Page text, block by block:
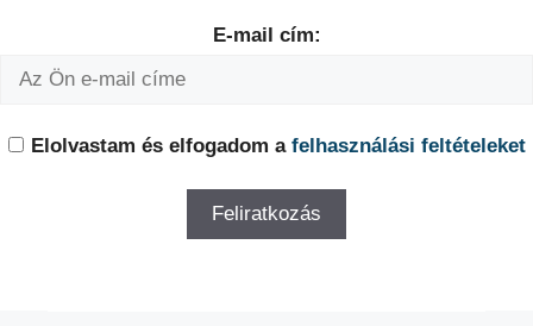
E-mail cím:
Elolvastam és elfogadom a felhasználási feltételeket